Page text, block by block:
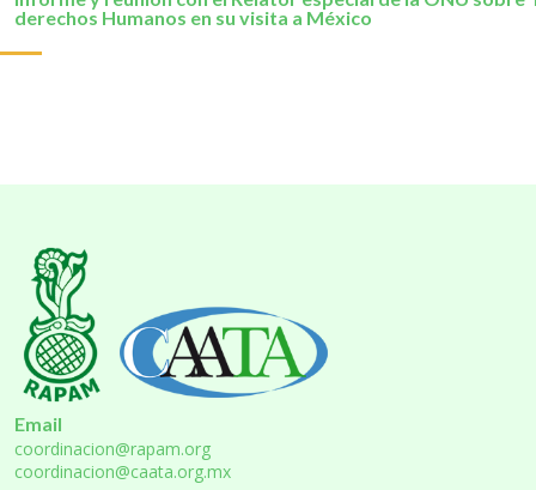
derechos Humanos en su visita a México
Email
coordinacion@rapam.org
coordinacion@caata.org.mx